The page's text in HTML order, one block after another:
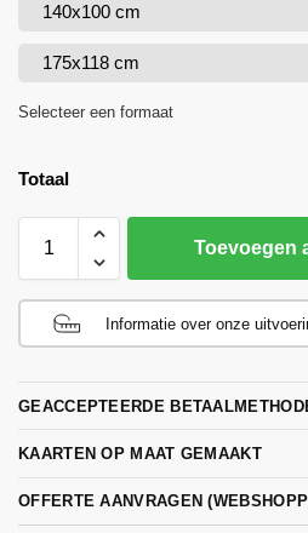
140x100 cm
175x118 cm
Selecteer een formaat
Totaal
Toevoegen
Informatie over onze
GEACCEPTEERDE
KAARTEN OP MAAT GEMAAKT
OFFERTE AANVRAGEN